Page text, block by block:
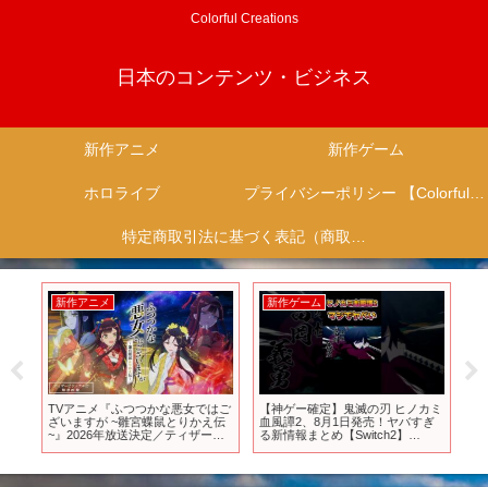
Colorful Creations
日本のコンテンツ・ビジネス
新作アニメ 新作ゲーム
ホロライブ プライバシーポリシー 【Colorful Creation】
特定商取引法に基づく表記（商取引に関する開示）
新作アニメ
TVアニメ『ふつつかな悪女ではご
ざいますが ~雛宮蝶鼠とりかえ伝
~』2026年放送決定／ティザービ
新作ゲーム
【神ゲー確定】鬼滅の刃 ヒノカミ
血風譚2、8月1日発売！ヤバすぎ
る新情報まとめ【Switch2】